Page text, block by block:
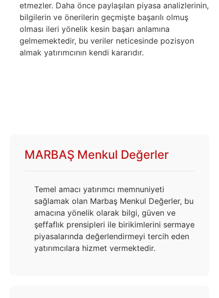
etmezler. Daha önce paylaşılan piyasa analizlerinin,
bilgilerin ve önerilerin geçmişte başarılı olmuş
olması ileri yönelik kesin başarı anlamına
gelmemektedir, bu veriler neticesinde pozisyon
almak yatırımcının kendi kararıdır.
MARBAŞ Menkul Değerler
Temel amacı yatırımcı memnuniyeti
sağlamak olan Marbaş Menkul Değerler, bu
amacına yönelik olarak bilgi, güven ve
şeffaflık prensipleri ile birikimlerini sermaye
piyasalarında değerlendirmeyi tercih eden
yatırımcılara hizmet vermektedir.